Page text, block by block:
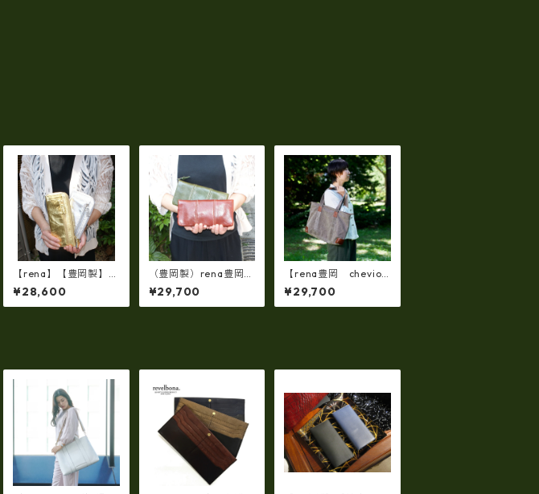
【rena】【豊岡製】◇
純金銀箔革製品・限定
生産☆スペイン牛革
（仔牛革）手絞り＆オ
¥28,600
（豊岡製）rena豊岡
サスティナブルレザ
ー・レッザボタニカ 牛
革ラウンドファスナー
¥29,700
【rena豊岡 chevio
t】【豊岡製・火山灰
染め】8号帆布ショル
ダートート（横型） tz
¥29,700